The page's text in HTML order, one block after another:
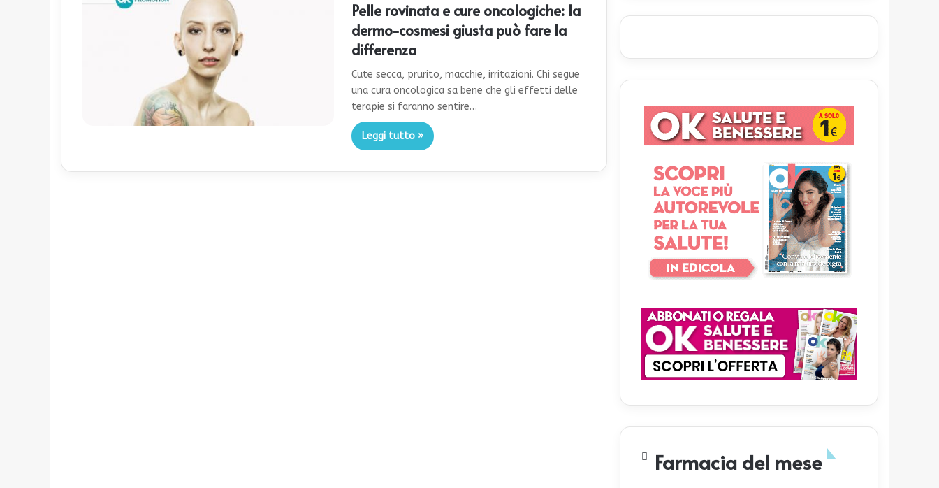
Pelle rovinata e cure oncologiche: la
dermo-cosmesi giusta può fare la
differenza
Cute secca, prurito, macchie, irritazioni. Chi segue
una cura oncologica sa bene che gli effetti delle
terapie si faranno sentire…
Leggi tutto »
Farmacia del mese